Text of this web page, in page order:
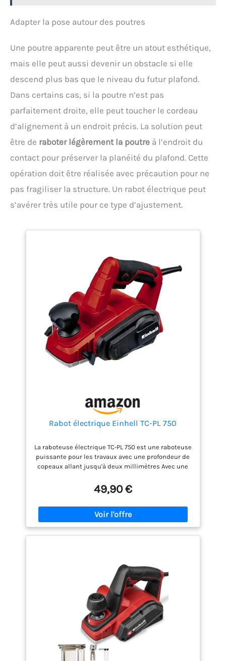
Adapter la pose autour des poutres
Une poutre apparente peut être un atout esthétique,
mais elle peut aussi devenir un obstacle si elle
descend plus bas que le niveau du futur plafond.
Dans certains cas, si la poutre n’est pas
parfaitement droite, elle peut toucher le cordeau
d’alignement à un endroit précis. La solution peut
être de raboter légèrement la poutre à l’endroit du
contact pour préserver la planéité du plafond. Cette
opération doit être réalisée avec précaution pour ne
pas fragiliser la structure. Un rabot électrique peut
s’avérer très utile pour ce type d’ajustement.
Rabot électrique Einhell TC-PL 750
La raboteuse électrique TC-PL 750 est une raboteuse
puissante pour les travaux avec une profondeur de
copeaux allant jusqu'à deux millimètres Avec une
000 tr / min, la raboteuse TC-PL 750 s'attaque
efficacement aux surfaces en bois et permet au
bricoleurs d’effectuer un travail précis Pour des
résultats optimaux, elle possède une grande lame
La raboteuse dispose d’un patin de repos
automatique qui vous garantit un stationnement
massif aide l'utilisateur à obtenir des résultats
plats La poignée ergonomique « softgrip » tient
fermement dans la main et permet à la raboteuse
électrique de travailler sans fatigue, même dans le
cadre de projets exigeants La poignée souple
permet également une manipulation sûre et facile
Une butée parallèle, une butée parallèle de feuillure
et un fer réversible en carbure (réversible) Sont
inclus dans la livraison
49,90 €